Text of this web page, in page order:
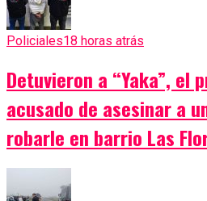
Policiales18 horas atrás
Detuvieron a “Yaka”, el
acusado de asesinar a
robarle en barrio Las